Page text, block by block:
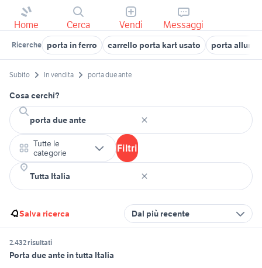
Home Cerca Vendi Messaggi
Ricerche porta in ferro carrello porta kart usato porta
Subito In vendita porta due ante
Cosa cerchi?
Tutte le
categorie
Filtri
Salva ricerca Dal più recente
2.432 risultati
Porta due ante in tutta Italia